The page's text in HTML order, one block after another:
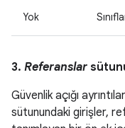
Yok
3. Referanslar
Güvenlik açığı
sütunundaki girişler,